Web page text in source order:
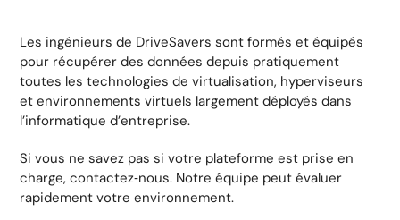
Les ingénieurs de DriveSavers sont formés et équipés
pour récupérer des données depuis pratiquement
toutes les technologies de virtualisation, hyperviseurs
et environnements virtuels largement déployés dans
l’informatique d’entreprise.
Si vous ne savez pas si votre plateforme est prise en
charge, contactez‑nous. Notre équipe peut évaluer
rapidement votre environnement.